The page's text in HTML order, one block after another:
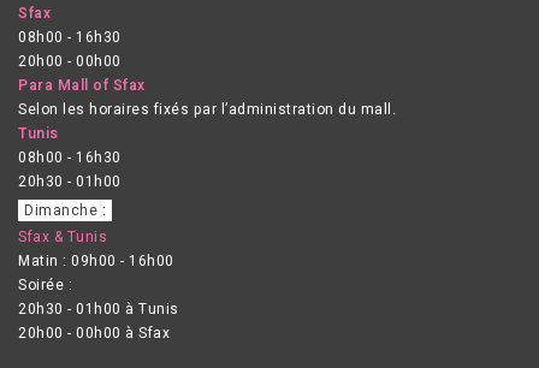
Sfax
08h00 - 16h30
20h00 - 00h00
Para Mall of Sfax
Selon les horaires fixés par l’administration du mall.
Tunis
08h00 - 16h30
20h30 - 01h00
Dimanche :
Sfax & Tunis
Matin : 09h00 - 16h00
Soirée :
20h30 - 01h00 à Tunis
20h00 - 00h00 à Sfax